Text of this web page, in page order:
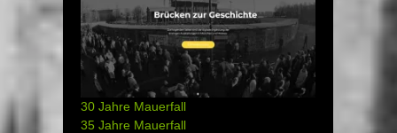
30 Jahre Mauerfall
35 Jahre Mauerfall